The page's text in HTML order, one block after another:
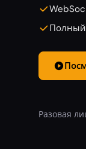
Разовая